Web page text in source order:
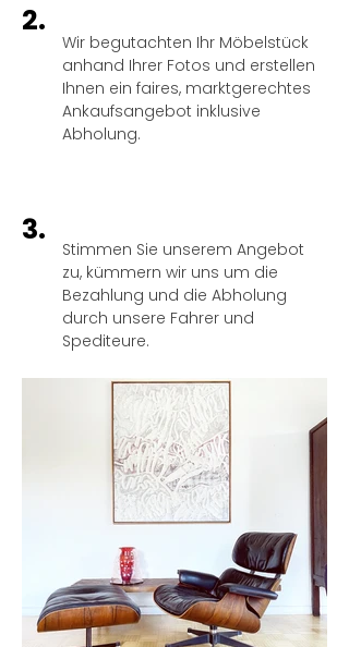
2.
Wir begutachten Ihr Möbelstück
anhand Ihrer Fotos und erstellen
Ihnen ein faires, marktgerechtes
Ankaufsangebot inklusive
Abholung.
3.
Stimmen Sie unserem Angebot
zu, kümmern wir uns um die
Bezahlung und die Abholung
durch unsere Fahrer und
Spediteure.